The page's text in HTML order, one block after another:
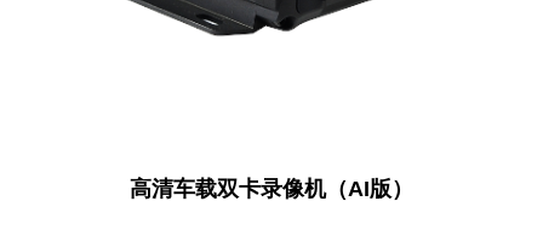
高清车载双卡录像机（AI版）